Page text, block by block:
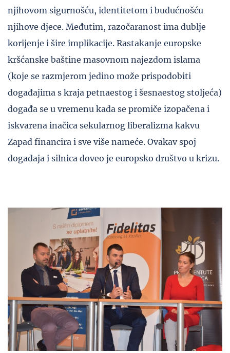
njihovom sigurnošću, identitetom i budućnošću
njihove djece. Međutim, razočaranost ima dublje
korijenje i šire implikacije. Rastakanje europske
kršćanske baštine masovnom najezdom islama
(koje se razmjerom jedino može prispodobiti
događajima s kraja petnaestog i šesnaestog stoljeća)
događa se u vremenu kada se promiče izopačena i
iskvarena inačica sekularnog liberalizma kakvu
Zapad financira i sve više nameće. Ovakav spoj
događaja i silnica doveo je europsko društvo u krizu.